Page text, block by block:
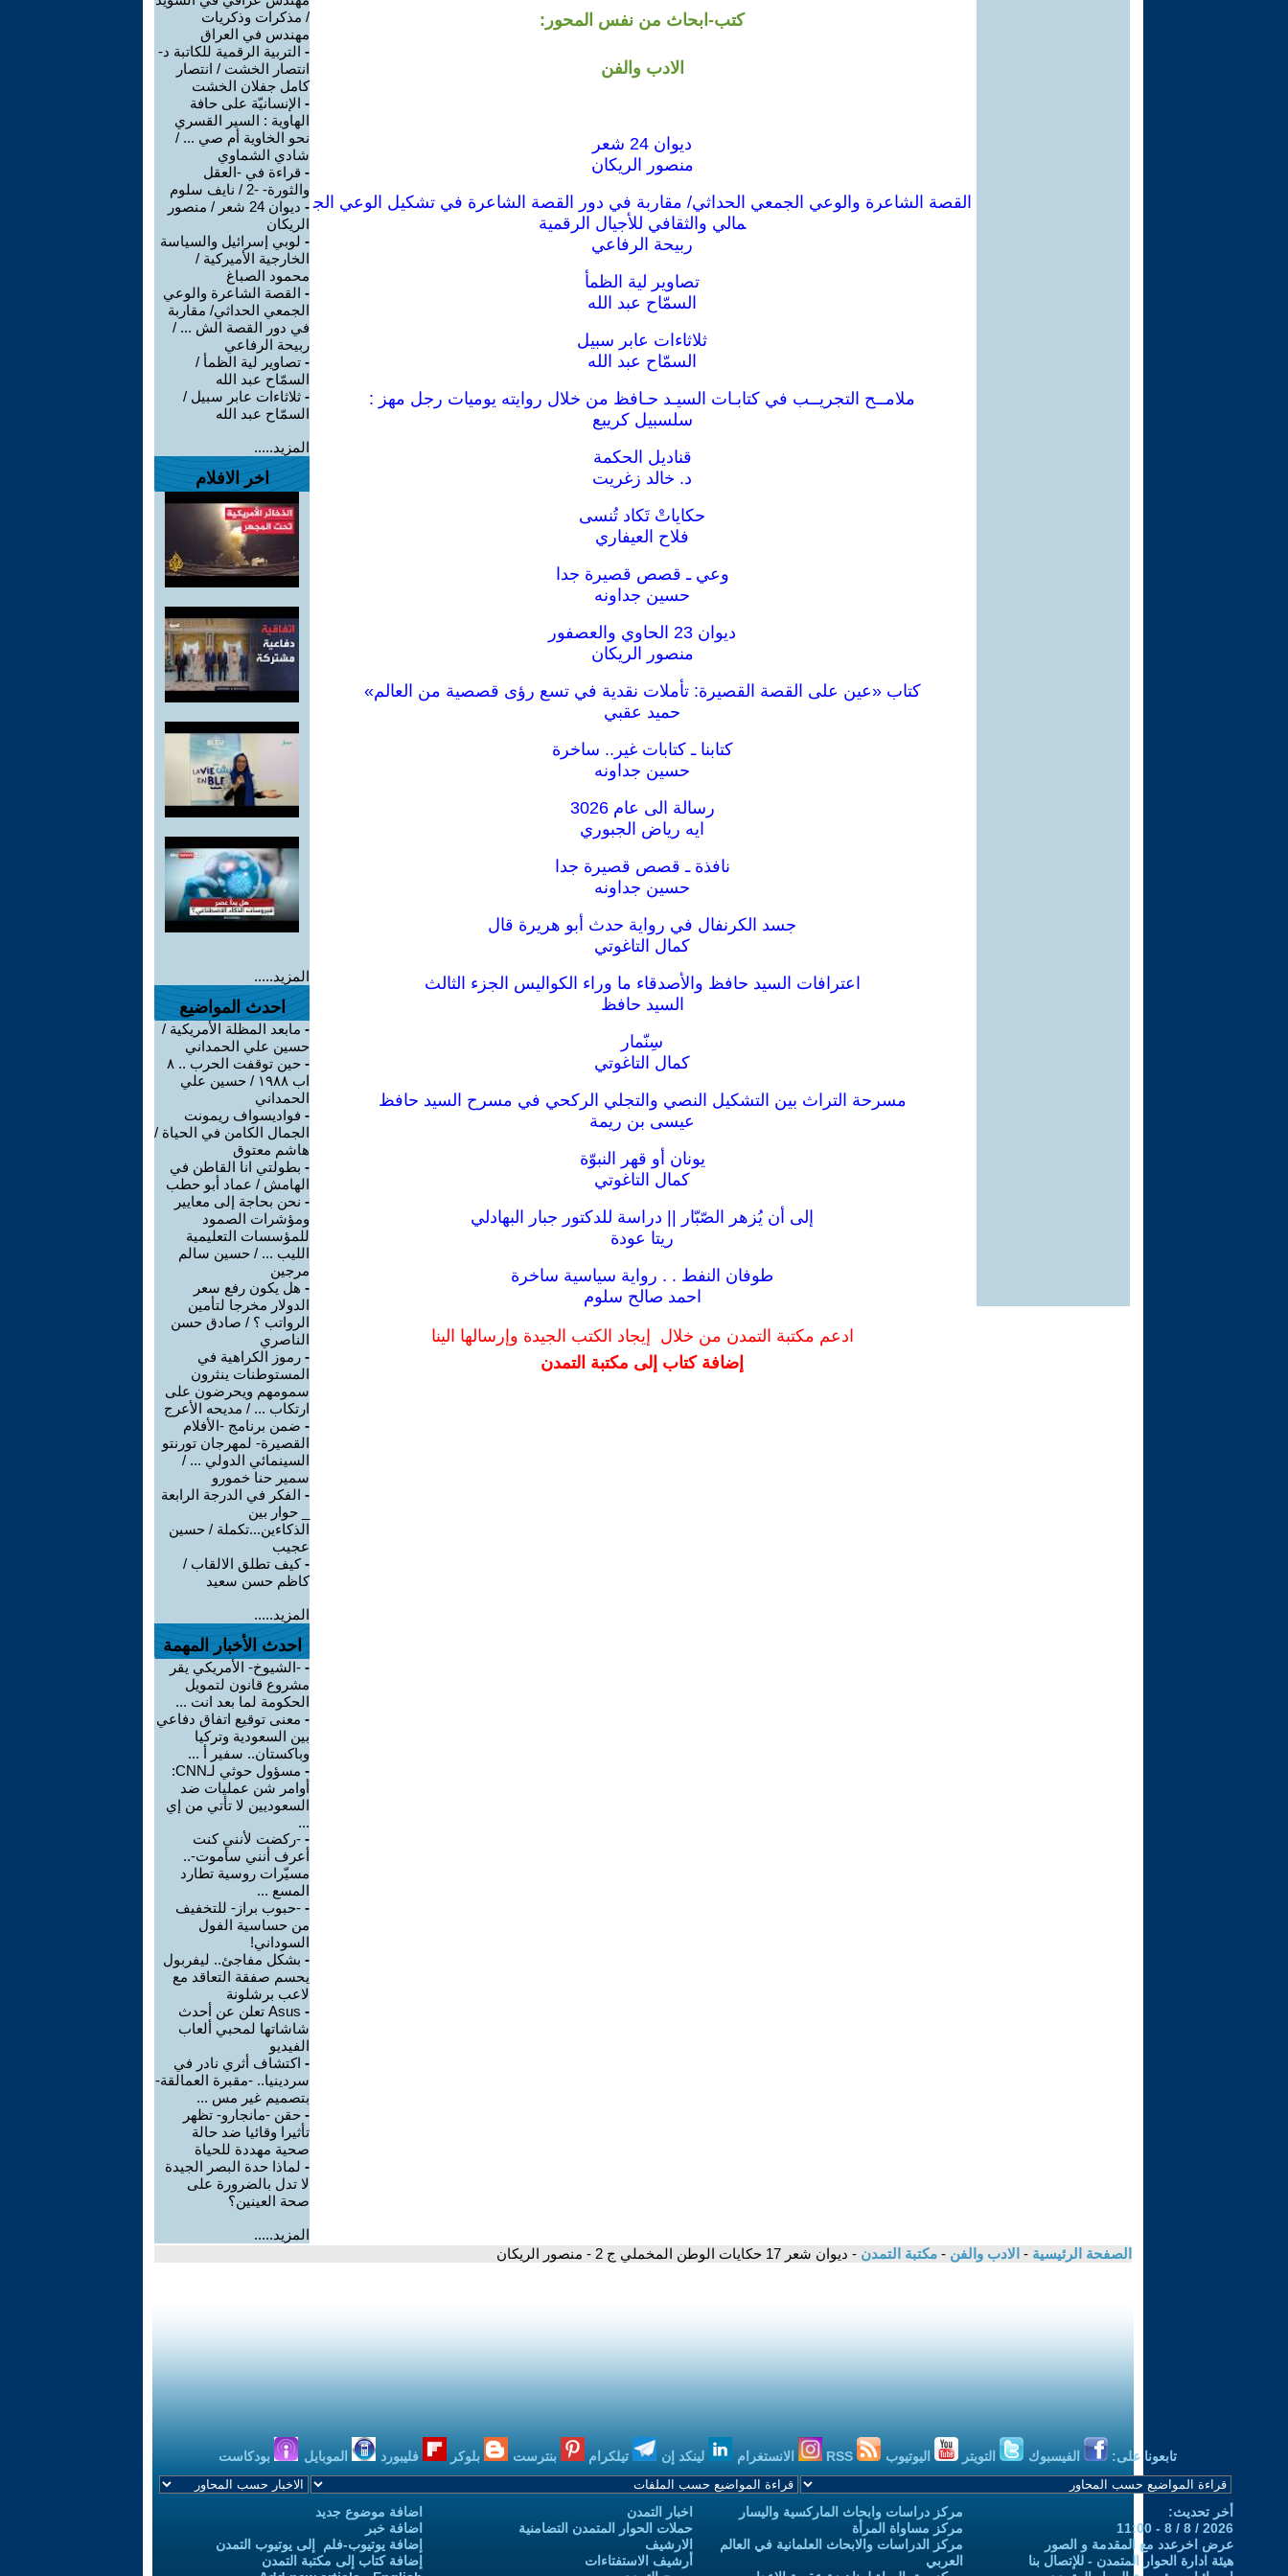
كتب-ابحاث من نفس المحور:
الادب والفن
ديوان 24 شعر
منصور الريكان
القصة الشاعرة والوعي الجمعي الحداثي/ مقاربة في دور القصة الشاعرة في تشكيل الوعي الج
مالي والثقافي للأجيال الرقمية
ربيحة الرفاعي
تصاوير لية الظمأ
السمّاح عبد الله
ثلاثاءات عابر سبيل
السمّاح عبد الله
ملامــح التجريــب في كتابـات السيـد حـافظ من خلال روايته يوميات رجل مهز :
سلسبيل كريبع
قناديل الحكمة
د. خالد زغريت
حكاياتْ تَكاد تُنسى
فلاح العيفاري
وعي ـ قصص قصيرة جدا
حسين جداونه
ديوان 23 الحاوي والعصفور
منصور الريكان
كتاب «عين على القصة القصيرة: تأملات نقدية في تسع رؤى قصصية من العالم»
حميد عقبي
كتابنا ـ كتابات غير.. ساخرة
حسين جداونه
رسالة الى عام 3026
ايه رياض الجبوري
نافذة ـ قصص قصيرة جدا
حسين جداونه
جسد الكرنفال في رواية حدث أبو هريرة قال
كمال التاغوتي
اعترافات السيد حافظ والأصدقاء ما وراء الكواليس الجزء الثالث
السيد حافظ
سِنّمار
كمال التاغوتي
مسرحة التراث بين التشكيل النصي والتجلي الركحي في مسرح السيد حافظ
عيسى بن ريمة
يونان أو قهر النبوّة
كمال التاغوتي
إلى أن يُزهر الصّبّار || دراسة للدكتور جبار البهادلي
ريتا عودة
طوفان النفط . . رواية سياسية ساخرة
احمد صالح سلوم
ادعم مكتبة التمدن من خلال إيجاد الكتب الجيدة وإرسالها الينا
إضافة كتاب إلى مكتبة التمدن
/ مذكرات وذكريات
مهندس في العراق
- التربية الرقمية للكاتبة د-
انتصار الخشت / انتصار
كامل جفلان الخشت
- الإنسانيّة على حافة
الهاوية : السير القسري
نحو الخاوية أم صي ... /
شادي الشماوي
- قراءة في -العقل
والثورة- -2 / نايف سلوم
-
ديوان 24 شعر / منصور
الريكان
- لوبي إسرائيل والسياسة
الخارجية الأميركية /
محمود الصباغ
- القصة الشاعرة والوعي
الجمعي الحداثي/ مقاربة
في دور القصة الش ... /
ربيحة الرفاعي
- تصاوير لية الظمأ /
السمّاح عبد الله
- ثلاثاءات عابر سبيل /
السمّاح عبد الله
المزيد.....
اخر الافلام
المزيد.....
احدث المواضيع
- مابعد المظلة الأمريكية /
حسين علي الحمداني
-
حين توقفت الحرب .. ٨
اب ١٩٨٨ / حسين علي
الحمداني
- فواديسواف ريمونت
الجمال الكامن في الحياة /
هاشم معتوق
- بطولتي انا القاطن في
الهامش / عماد أبو حطب
- نحن بحاجة إلى معايير
ومؤشرات الصمود
للمؤسسات التعليمية
الليب ... / حسين سالم
مرجين
- هل يكون رفع سعر
الدولار مخرجا لتأمين
الرواتب ؟ / صادق حسن
الناصري
- رموز الكراهية في
المستوطنات ينثرون
سمومهم ويحرضون على
ارتكاب ... / مديحه الأعرج
- ضمن برنامج -الأفلام
القصيرة- لمهرجان تورنتو
السينمائي الدولي ... /
سمير حنا خمورو
- الفكر في الدرجة الرابعة
_ حوار بين
الذكاءين...تكملة / حسين
عجيب
-كيف تطلق الالقاب /
كاظم حسن سعيد
المزيد.....
احدث الأخبار المهمة
- -الشيوخ- الأمريكي يقر
مشروع قانون لتمويل
الحكومة لما بعد انت ...
- معنى توقيع اتفاق دفاعي
بين السعودية وتركيا
وباكستان.. سفير أ ...
-
مسؤول حوثي لـCNN:
أوامر شن عمليات ضد
السعوديين لا تأتي من إي
...
- -ركضت لأنني كنت
أعرف أنني سأموت-..
مسيّرات روسية تطارد
المسع ...
- -حبوب براز- للتخفيف
من حساسية الفول
السوداني!
- بشكل مفاجئ.. ليفربول
يحسم صفقة التعاقد مع
لاعب برشلونة
-
Asus تعلن عن أحدث
شاشاتها لمحبي ألعاب
الفيديو
- اكتشاف أثري نادر في
سردينيا.. -مقبرة العمالقة-
بتصميم غير مس ...
- حقن -مانجارو- تظهر
تأثيرا وقائيا ضد حالة
صحية مهددة للحياة
- لماذا حدة البصر الجيدة
لا تدل بالضرورة على
صحة العينين؟
المزيد.....
الصفحة الرئيسية - الادب والفن - مكتبة التمدن - ديوان شعر 17 حكايات الوطن المخملي ج 2 - منصور الريكان
تابعونا على: الفيسبوك التويتر اليوتيوب الانستغرام لينكد إن تيلكرام بنترست بلوكر فليبورد الموبايل بودكاست
أخر تحديث:
2026 / 8 / 8 - 11:00
عرض اخرعدد مع المقدمة و الصور
هيئة ادارة الحوار المتمدن - للإتصال بنا
مركز دراسات وابحاث الماركسية واليسار
مركز مساواة المرأة
مركز الدراسات والابحاث العلمانية في العالم
العربي
اخبار التمدن
حملات الحوار المتمدن التضامنية
الارشيف
أرشيف الاستفتاءات
اضافة موضوع جديد
اضافة خبر
إضافة يوتيوب-فلم إلى يوتيوب التمدن
إضافة كتاب إلى مكتبة التمدن